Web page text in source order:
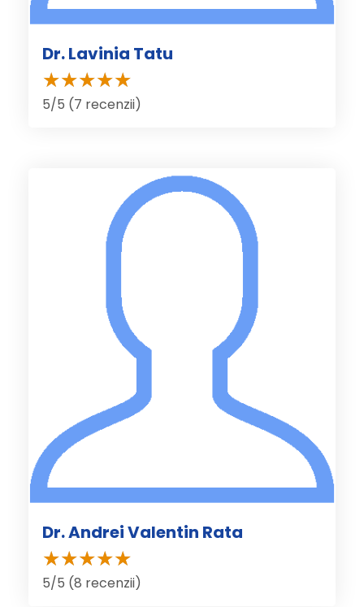
Dr. Lavinia Tatu
5/5 (7 recenzii)
Dr. Andrei Valentin Rata
5/5 (8 recenzii)